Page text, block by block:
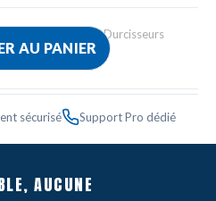
Vernis, Apprêts & Durcisseurs
AU PANIER
sécurisé Support Pro dédié
AUCUNE